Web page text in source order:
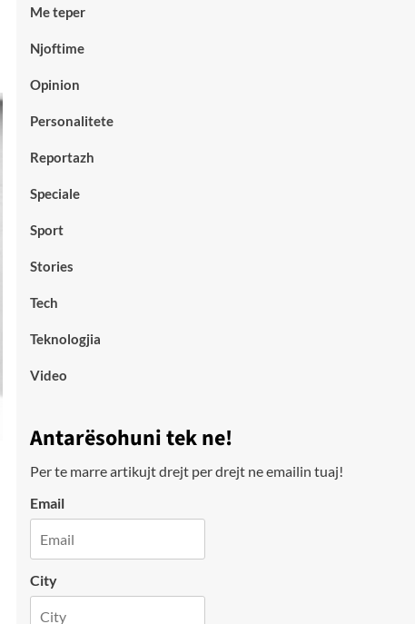
Me teper
Njoftime
Opinion
Personalitete
Reportazh
Speciale
Sport
Stories
Tech
Teknologjia
Video
Antarësohuni tek ne!
Per te marre artikujt drejt per drejt ne emailin tuaj!
Email
City